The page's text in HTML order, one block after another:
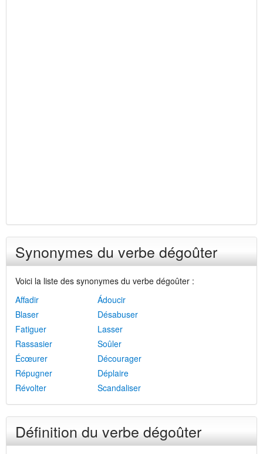
Synonymes du verbe dégoûter
Voici la liste des synonymes du verbe dégoûter :
Affadir
Ádoucir
Blaser
Désabuser
Fatiguer
Lasser
Rassasier
Soûler
Écœurer
Décourager
Répugner
Déplaire
Révolter
Scandaliser
Définition du verbe dégoûter